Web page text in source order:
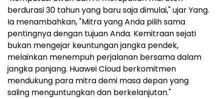
berdurasi 30 tahun yang baru saja dimulai," ujar Yang.
Ia menambahkan, "Mitra yang Anda pilih sama
pentingnya dengan tujuan Anda. Kemitraan sejati
bukan mengejar keuntungan jangka pendek,
melainkan menempuh perjalanan bersama dalam
jangka panjang. Huawei Cloud berkomitmen
mendukung para mitra demi masa depan yang
saling menguntungkan dan berkelanjutan."